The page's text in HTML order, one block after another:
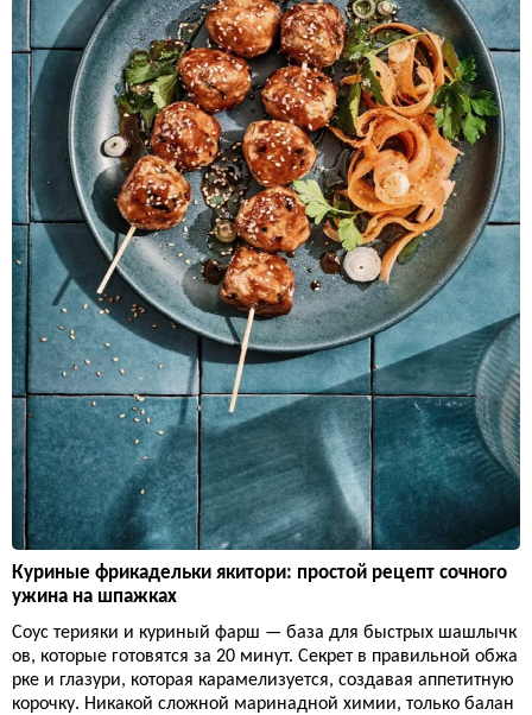
Куриные фрикадельки якитори: простой рецепт сочного
ужина на шпажках
Соус терияки и куриный фарш — база для быстрых шашлычк
ов, которые готовятся за 20 минут. Секрет в правильной обжа
рке и глазури, которая карамелизуется, создавая аппетитную
корочку. Никакой сложной маринадной химии, только балан